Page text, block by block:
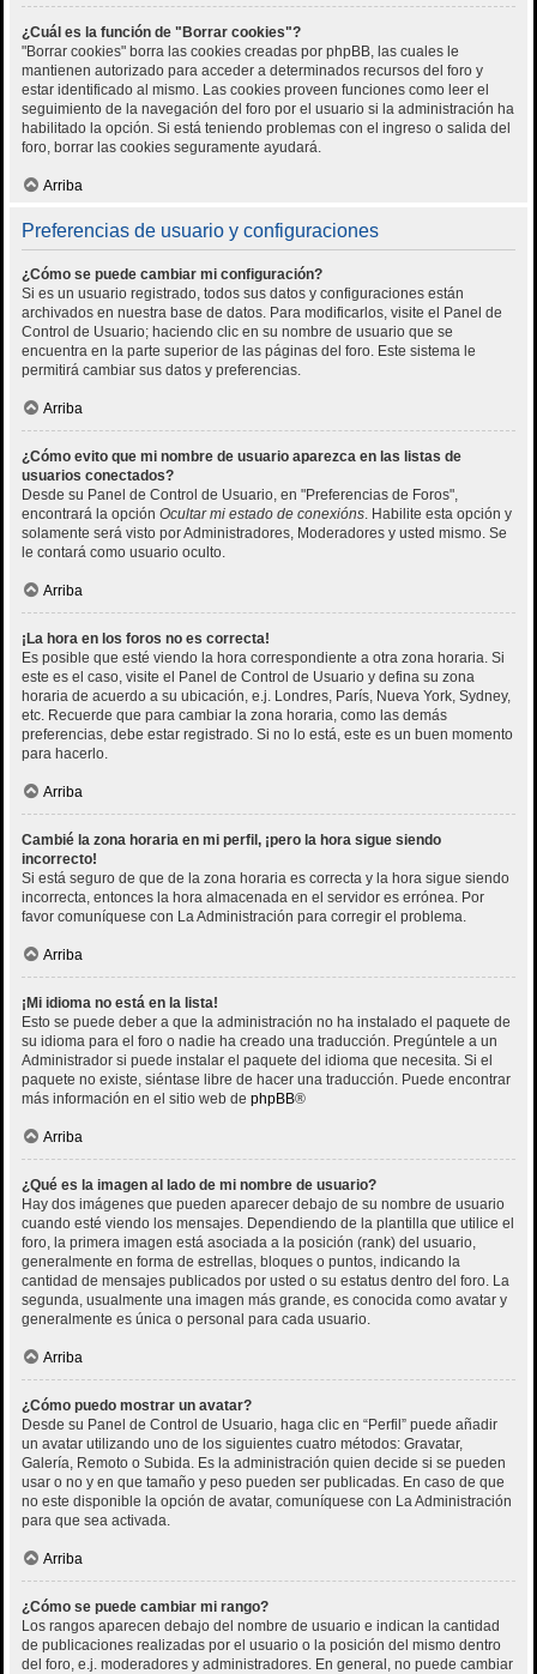
¿Cuál es la función de "Borrar cookies"?
"Borrar cookies" borra las cookies creadas por phpBB, las cuales le
mantienen autorizado para acceder a determinados recursos del foro y
estar identificado al mismo. Las cookies proveen funciones como leer el
seguimiento de la navegación del foro por el usuario si la administración ha
habilitado la opción. Si está teniendo problemas con el ingreso o salida del
foro, borrar las cookies seguramente ayudará.
Arriba
Preferencias de usuario y configuraciones
¿Cómo se puede cambiar mi configuración?
Si es un usuario registrado, todos sus datos y configuraciones están
archivados en nuestra base de datos. Para modificarlos, visite el Panel de
Control de Usuario; haciendo clic en su nombre de usuario que se
encuentra en la parte superior de las páginas del foro. Este sistema le
permitirá cambiar sus datos y preferencias.
Arriba
¿Cómo evito que mi nombre de usuario aparezca en las listas de
usuarios conectados?
Desde su Panel de Control de Usuario, en "Preferencias de Foros",
encontrará la opción Ocultar mi estado de conexións. Habilite esta opción y
solamente será visto por Administradores, Moderadores y usted mismo. Se
le contará como usuario oculto.
Arriba
¡La hora en los foros no es correcta!
Es posible que esté viendo la hora correspondiente a otra zona horaria. Si
este es el caso, visite el Panel de Control de Usuario y defina su zona
horaria de acuerdo a su ubicación, e.j. Londres, París, Nueva York, Sydney,
etc. Recuerde que para cambiar la zona horaria, como las demás
preferencias, debe estar registrado. Si no lo está, este es un buen momento
para hacerlo.
Arriba
Cambié la zona horaria en mi perfil, ¡pero la hora sigue siendo
incorrecto!
Si está seguro de que de la zona horaria es correcta y la hora sigue siendo
incorrecta, entonces la hora almacenada en el servidor es errónea. Por
favor comuníquese con La Administración para corregir el problema.
Arriba
¡Mi idioma no está en la lista!
Esto se puede deber a que la administración no ha instalado el paquete de
su idioma para el foro o nadie ha creado una traducción. Pregúntele a un
Administrador si puede instalar el paquete del idioma que necesita. Si el
paquete no existe, siéntase libre de hacer una traducción. Puede encontrar
más información en el sitio web de phpBB®
Arriba
¿Qué es la imagen al lado de mi nombre de usuario?
Hay dos imágenes que pueden aparecer debajo de su nombre de usuario
cuando esté viendo los mensajes. Dependiendo de la plantilla que utilice el
foro, la primera imagen está asociada a la posición (rank) del usuario,
generalmente en forma de estrellas, bloques o puntos, indicando la
cantidad de mensajes publicados por usted o su estatus dentro del foro. La
segunda, usualmente una imagen más grande, es conocida como avatar y
generalmente es única o personal para cada usuario.
Arriba
¿Cómo puedo mostrar un avatar?
Desde su Panel de Control de Usuario, haga clic en “Perfil” puede añadir
un avatar utilizando uno de los siguientes cuatro métodos: Gravatar,
Galería, Remoto o Subida. Es la administración quien decide si se pueden
usar o no y en que tamaño y peso pueden ser publicadas. En caso de que
no este disponible la opción de avatar, comuníquese con La Administración
para que sea activada.
Arriba
¿Cómo se puede cambiar mi rango?
Los rangos aparecen debajo del nombre de usuario e indican la cantidad
de publicaciones realizadas por el usuario o la posición del mismo dentro
del foro, e.j. moderadores y administradores. En general, no puede cambiar